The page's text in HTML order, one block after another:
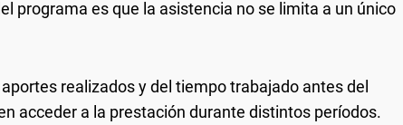
programa es que la asistencia no se limita a un único
realizados y del tiempo trabajado antes del
acceder a la prestación durante distintos períodos.